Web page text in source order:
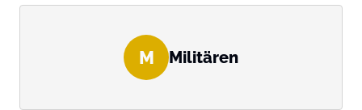
M Militären